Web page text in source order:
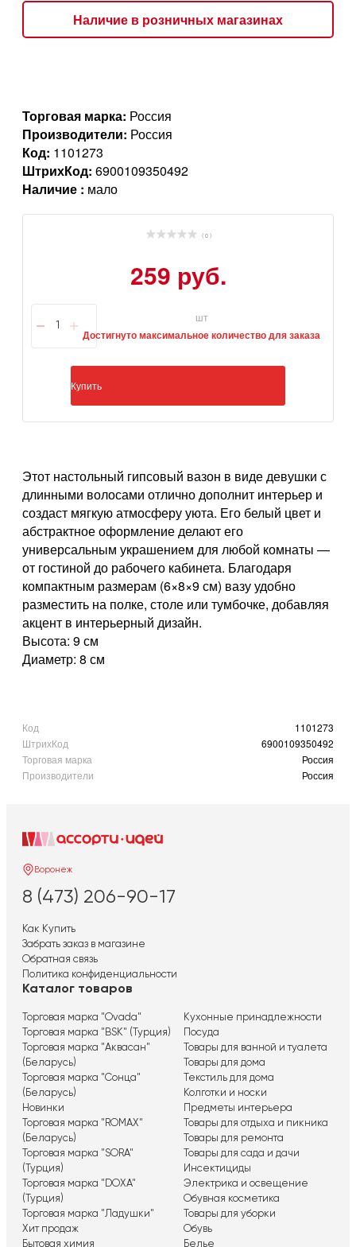
Наличие в розничных магазинах
Торговая марка: Россия
Производители: Россия
Код: 1101273
ШтрихКод: 6900109350492
Наличие : мало
( 0 )
259 руб.
шт
Достигнуто максимальное количество для заказа
Купить
Этот настольный гипсовый вазон в виде девушки с
длинными волосами отлично дополнит интерьер и
создаст мягкую атмосферу уюта. Его белый цвет и
абстрактное оформление делают его
универсальным украшением для любой комнаты —
от гостиной до рабочего кабинета. Благодаря
компактным размерам (6×8×9 см) вазу удобно
разместить на полке, столе или тумбочке, добавляя
акцент в интерьерный дизайн.
Высота: 9 см
Диаметр: 8 см
Код
1101273
ШтрихКод
6900109350492
Торговая марка
Россия
Производители
Россия
Воронеж
8 (473) 206-90-17
Как Купить
Забрать заказ в магазине
Обратная связь
Политика конфиденциальности
Каталог товаров
Торговая марка "Ovada"
Торговая марка "BSK" (Турция)
Торговая марка "Аквасан"
(Беларусь)
Торговая марка "Сонца"
(Беларусь)
Новинки
Торговая марка "ROMAX"
(Беларусь)
Торговая марка "SORA"
(Турция)
Торговая марка "DOXA"
(Турция)
Торговая марка "Ладушки"
Хит продаж
Бытовая химия
Кухонные принадлежности
Посуда
Товары для ванной и туалета
Товары для дома
Текстиль для дома
Колготки и носки
Предметы интерьера
Товары для отдыха и пикника
Товары для ремонта
Товары для сада и дачи
Инсектициды
Электрика и освещение
Обувная косметика
Товары для уборки
Обувь
Белье